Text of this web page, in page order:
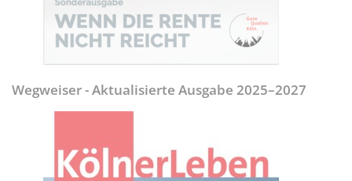
Wegweiser - Aktualisierte Ausgabe 2025–2027